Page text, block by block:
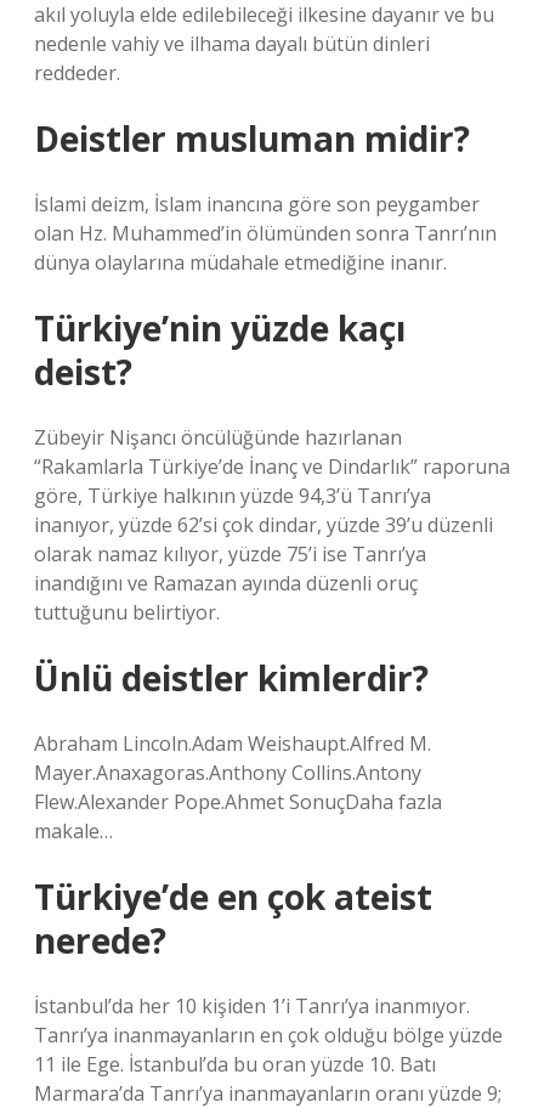
akıl yoluyla elde edilebileceği ilkesine dayanır ve bu
nedenle vahiy ve ilhama dayalı bütün dinleri
reddeder.
Deistler musluman midir?
İslami deizm, İslam inancına göre son peygamber
olan Hz. Muhammed’in ölümünden sonra Tanrı’nın
dünya olaylarına müdahale etmediğine inanır.
Türkiye’nin yüzde kaçı
deist?
Zübeyir Nişancı öncülüğünde hazırlanan
“Rakamlarla Türkiye’de İnanç ve Dindarlık” raporuna
göre, Türkiye halkının yüzde 94,3’ü Tanrı’ya
inanıyor, yüzde 62’si çok dindar, yüzde 39’u düzenli
olarak namaz kılıyor, yüzde 75’i ise Tanrı’ya
inandığını ve Ramazan ayında düzenli oruç
tuttuğunu belirtiyor.
Ünlü deistler kimlerdir?
Abraham Lincoln.Adam Weishaupt.Alfred M.
Mayer.Anaxagoras.Anthony Collins.Antony
Flew.Alexander Pope.Ahmet SonuçDaha fazla
makale…
Türkiye’de en çok ateist
nerede?
İstanbul’da her 10 kişiden 1’i Tanrı’ya inanmıyor.
Tanrı’ya inanmayanların en çok olduğu bölge yüzde
11 ile Ege. İstanbul’da bu oran yüzde 10. Batı
Marmara’da Tanrı’ya inanmayanların oranı yüzde 9;